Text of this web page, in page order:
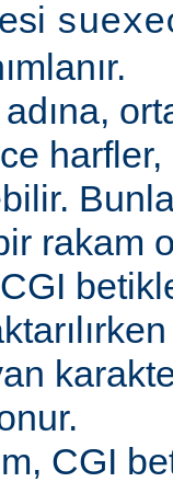
rakam
CGI